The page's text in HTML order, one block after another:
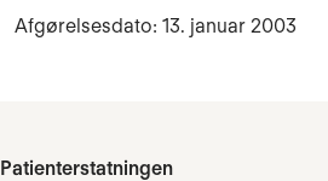
Afgørelsesdato: 13. januar 2003
Patienterstatningen